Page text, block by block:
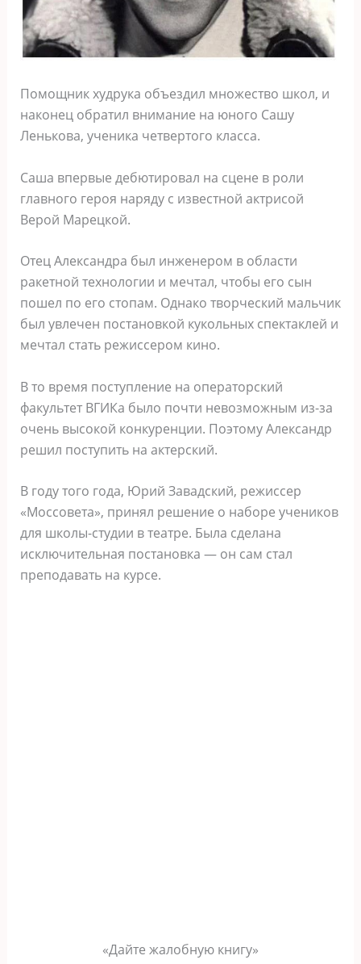
Помощник худрука объездил множество школ, и
наконец обратил внимание на юного Сашу
Ленькова, ученика четвертого класса.
Саша впервые дебютировал на сцене в роли
главного героя наряду с известной актрисой
Верой Марецкой.
Отец Александра был инженером в области
ракетной технологии и мечтал, чтобы его сын
пошел по его стопам. Однако творческий мальчик
был увлечен постановкой кукольных спектаклей и
мечтал стать режиссером кино.
В то время поступление на операторский
факультет ВГИКа было почти невозможным из-за
очень высокой конкуренции. Поэтому Александр
решил поступить на актерский.
В году того года, Юрий Завадский, режиссер
«Моссовета», принял решение о наборе учеников
для школы-студии в театре. Была сделана
исключительная постановка — он сам стал
преподавать на курсе.
«Дайте жалобную книгу»